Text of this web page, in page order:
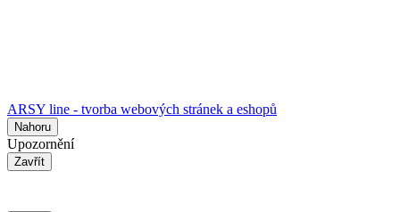
ARSY line - tvorba webových stránek a eshopů
Nahoru
Upozornění
Zavřít